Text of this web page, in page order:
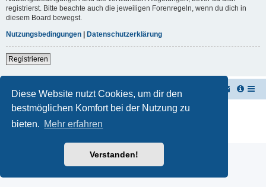
Diese Website nutzt Cookies, um dir den
bestmöglichen Komfort bei der Nutzung zu
bieten. Mehr erfahren
Verstanden!
registrierst. Bitte beachte auch die jeweiligen Forenregeln, wenn du dich in
diesem Board bewegst.
Nutzungsbedingungen
Datenschutzerklärung
Registrieren
TUK TUK Thailand Reisetipps Foren-Übersicht
Powered byphpBB ® Forum Software © phpBB Limited
Deutsche Übersetzung durch